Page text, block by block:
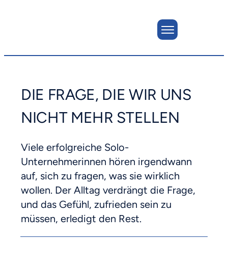
DIE FRAGE, DIE WIR UNS
NICHT MEHR STELLEN
Viele erfolgreiche Solo-
Unternehmerinnen hören irgendwann
auf, sich zu fragen, was sie wirklich
wollen. Der Alltag verdrängt die Frage,
und das Gefühl, zufrieden sein zu
müssen, erledigt den Rest.